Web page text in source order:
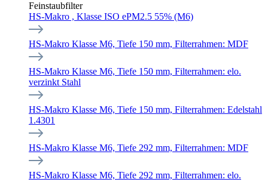
Feinstaubfilter
HS-Makro , Klasse ISO ePM2.5 55% (M6)
HS-Makro Klasse M6, Tiefe 150 mm, Filterrahmen: MDF
HS-Makro Klasse M6, Tiefe 150 mm, Filterrahmen: elo.
verzinkt Stahl
HS-Makro Klasse M6, Tiefe 150 mm, Filterrahmen: Edelstahl
1.4301
HS-Makro Klasse M6, Tiefe 292 mm, Filterrahmen: MDF
HS-Makro Klasse M6, Tiefe 292 mm, Filterrahmen: elo.